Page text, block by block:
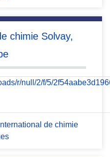
chimie Solvay,
de chimie